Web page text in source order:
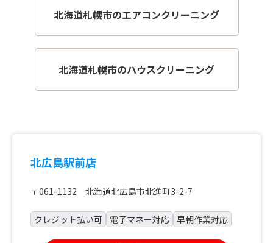
北海道札幌市のエアコンクリーニング
北海道札幌市のハウスクリーニング
北広島駅前店
〒061-1132 北海道北広島市北進町3-2-7
クレジット払い可 電子マネー対応 早朝作業対応